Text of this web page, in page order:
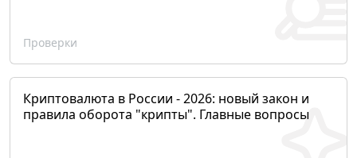
Проверки
Криптовалюта в России - 2026: новый закон и
правила оборота "крипты". Главные вопросы